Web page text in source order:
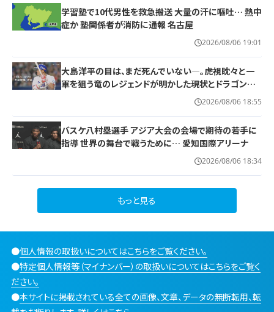
学習塾で10代男性を救急搬送 大量の汗に嘔吐… 熱中
症か 塾関係者が消防に通報 名古屋
2026/08/06 19:01
大島洋平の目は、まだ死んでいない―。虎視眈々と一
軍を狙う竜のレジェンドが明かした現状とドラゴンズ
2026/08/06 18:55
バスケ八村塁選手 アジア大会の会場で期待の若手に
指導 世界の舞台で戦うために… 愛知国際アリーナ
2026/08/06 18:34
もっと見る
●個人情報の取扱いについてはこちらをご覧ください。
●特定個人情報等（マイナンバー）の取扱いについてはこちらをご覧く
ださい。
●本サイトに掲載されている全ての画像、文章、データの無断転用、転